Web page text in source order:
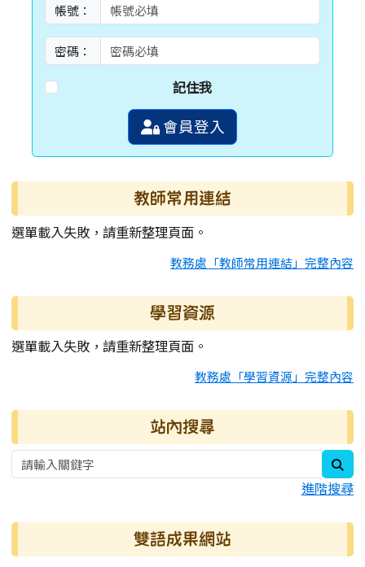
帳號：
密碼：
記住我
會員登入
教師常用連結
選單載入失敗，請重新整理頁面。
教務處「教師常用連結」完整內容
學習資源
選單載入失敗，請重新整理頁面。
教務處「學習資源」完整內容
站內搜尋
進階搜尋
雙語成果網站